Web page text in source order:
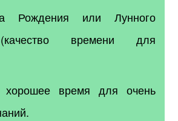
Рождения или Лунного
времени для
хорошее время для очень